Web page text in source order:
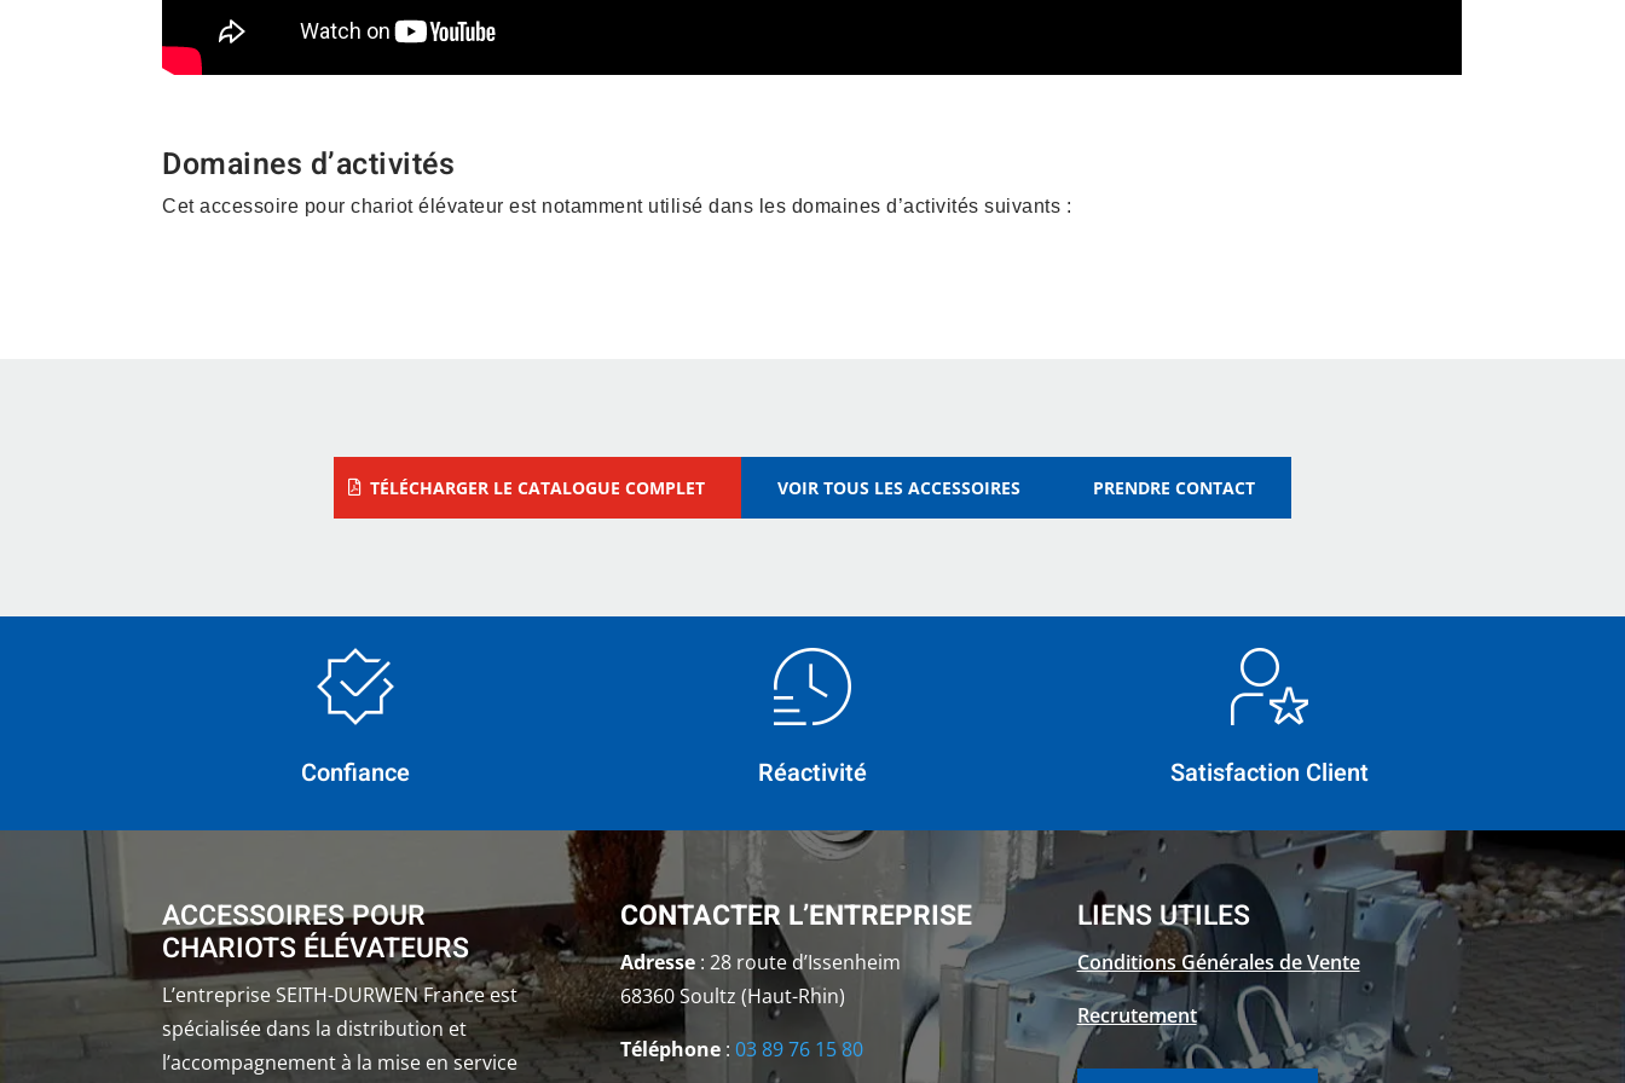
Domaines d’activités
Cet accessoire pour chariot élévateur est notamment utilisé dans les domaines d’activités suivants :
TÉLÉCHARGER LE CATALOGUE COMPLET VOIR TOUS LES ACCESSOIRES PRENDRE CONTACT
Confiance Réactivité Satisfaction Client
ACCESSOIRES POUR
CHARIOTS ÉLÉVATEURS
L’entreprise SEITH-DURWEN France est
spécialisée dans la distribution et
l’accompagnement à la mise en service
CONTACTER L’ENTREPRISE
Adresse: 28 route d’Issenheim
68360 Soultz (Haut-Rhin)
Téléphone: 03 89 76 15 80
LIENS UTILES
Conditions Générales de Vente
Recrutement